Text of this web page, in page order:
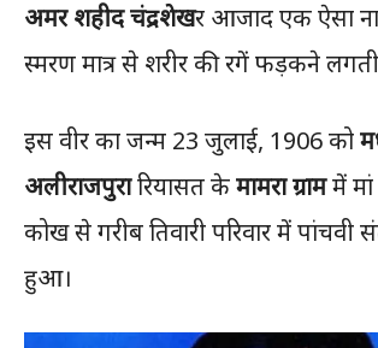
अमर शहीद चंद्रशेखर आजाद एक ऐसा
स्मरण मात्र से शरीर की रगें फड़कने
इस वीर का जन्म 23 जुलाई, 1906 को
अलीराजपुरारियासत केमामरा ग्राममें मां
कोख से गरीब तिवारी परिवार में
हुआ।